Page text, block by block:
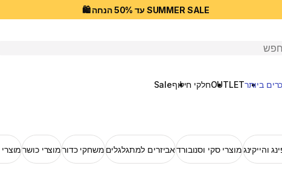
SUMMER SALE עד 50% הנחה 🛍️
חיפוש
ביותרOUTLETחלקי חילוףSale
והייקינגמוצרי סקי וסנובורדאביזרים למתגלגלים משחקי כדורמוצרי כושר